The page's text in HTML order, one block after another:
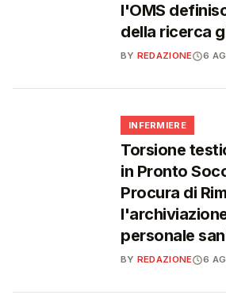
l'OMS
della ricerca
BY REDAZIONE 6
INFERMIERE
Torsione
in Pronto
Procura di
personale
BY REDAZIONE 6